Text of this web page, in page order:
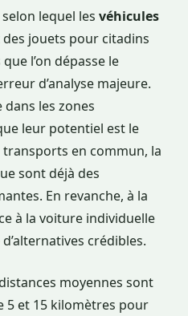
lequel les véhicules
jouets pour citadins
l’on dépasse le
d’analyse majeure.
dans les zones
leur potentiel est le
transports en commun, la
sont déjà des
En revanche, à la
à la voiture individuelle
crédibles.
moyennes sont
5 et 15 kilomètres pour